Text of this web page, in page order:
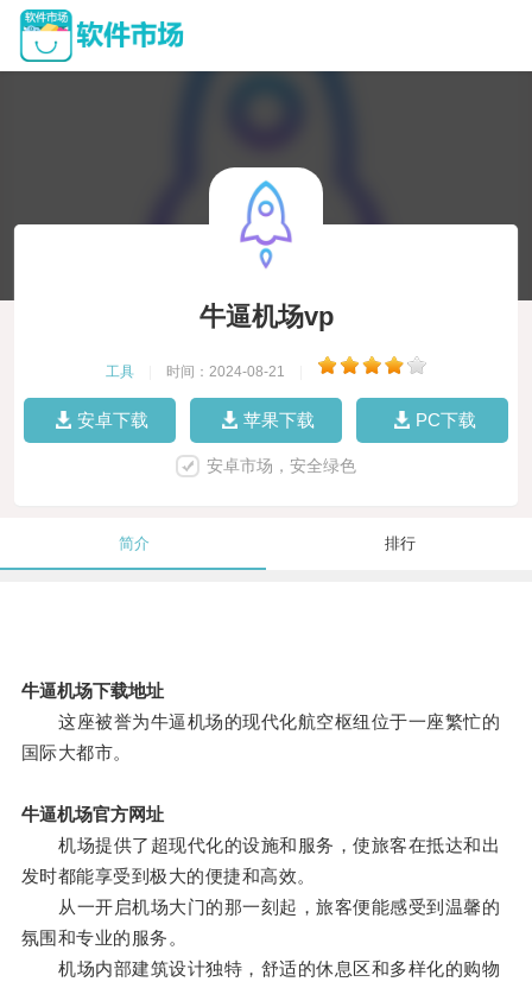
牛逼机场vp
工具 时间：2024-08-21
安卓下载 苹果下载 PC下载
安卓市场，安全绿色
简介 排行
牛逼机场下载地址
这座被誉为牛逼机场的现代化航空枢纽位于一座繁忙的
国际大都市。
牛逼机场官方网址
机场提供了超现代化的设施和服务，使旅客在抵达和出
发时都能享受到极大的便捷和高效。
从一开启机场大门的那一刻起，旅客便能感受到温馨的
氛围和专业的服务。
机场内部建筑设计独特，舒适的休息区和多样化的购物